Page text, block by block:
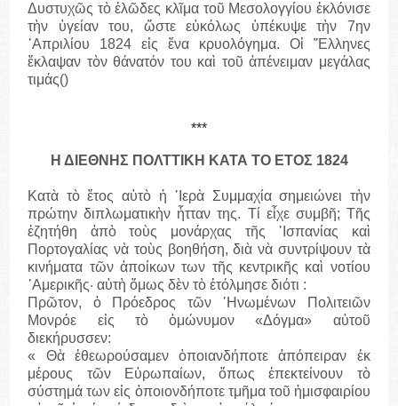
Δυστυχῶς τὸ ἑλῶδες κλῖμα τοῦ Μεσολογγίου ἐκλόνισε
τὴν ὑγείαν του, ὥστε εὐκόλως ὑπέκυψε τὴν 7ην
᾽Απριλίου 1824 εἰς ἕνα κρυολόγημα. Οἱ ῞Ελληνες
ἔκλαψαν τὸν θάνατόν του καὶ τοῦ ἀπένειμαν μεγάλας
τιμάς()
***
Η ΔΙΕΘΝΗΣ ΠΟΛΤΤΙΚΗ ΚΑΤΑ ΤΟ ΕΤΟΣ 1824
Κατὰ τὸ ἔτος αὐτὸ ἡ ῾Ιερὰ Συμμαχία σημειώνει τὴν
πρώτην διπλωματικὴν ἧτταν της. Τί εἶχε συμβῆ; Τῆς
ἐζητήθη ἀπὸ τοὺς μονάρχας τῆς ῾Ισπανίας καὶ
Πορτογαλίας νὰ τοὺς βοηθήση, διὰ νὰ συντρίψουν τὰ
κινήματα τῶν ἀποίκων των τῆς κεντρικῆς καὶ νοτίου
᾽Αμερικῆς· αὐτὴ ὅμως δὲν τὸ ἐτόλμησε διότι :
Πρῶτον, ὁ Πρόεδρος τῶν ῾Ηνωμένων Πολιτειῶν
Μονρόε εἰς τὸ ὁμώνυμον «Δόγμα» αὐτοῦ
διεκήρυσσεν:
« Θὰ ἐθεωρούσαμεν ὁποιανδήποτε ἀπόπειραν ἐκ
μέρους τῶν Εὐρωπαίων, ὅπως ἐπεκτείνουν τὸ
σύστημά των εἰς ὁποιονδήποτε τμῆμα τοῦ ἡμισφαιρίου